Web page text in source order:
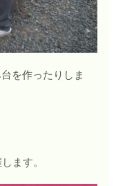
を作ったりしま
ます。